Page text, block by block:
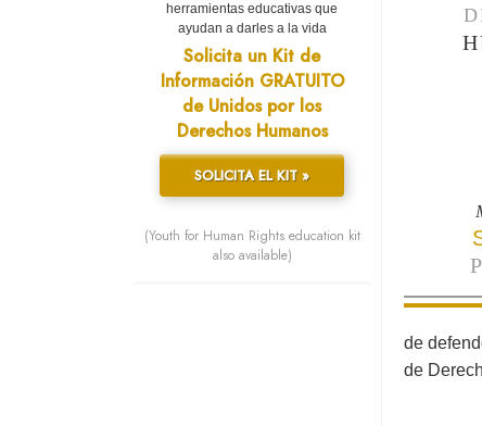
de
de
herramientas educativas que
ayudan a darles a la vida
Solicita un Kit de
Información GRATUITO
de Unidos por los
Derechos Humanos
SOLICITA EL KIT »
(Youth for Human Rights education kit
also available)